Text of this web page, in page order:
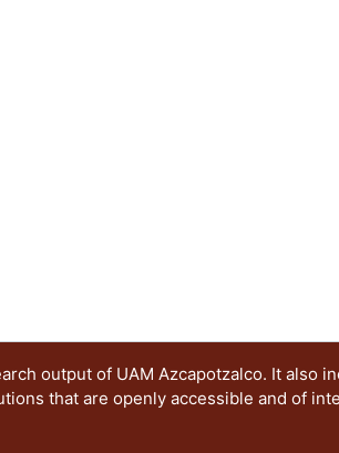
output of UAM Azcapotzalco. It also
that are openly accessible and of